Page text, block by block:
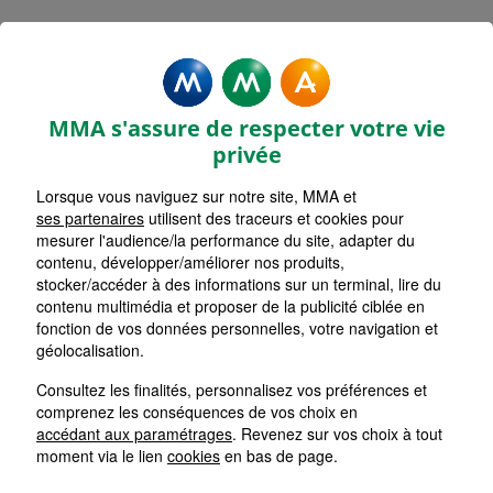
BOTTEREAU
Accueil
Assurance Pays de la Loire
Assurance Loire-Atlantique (44)
MMA s'assure de respecter votre vie
privée
Lorsque vous naviguez sur notre site, MMA et
ses partenaires utilisent des traceurs et cookies pour
mesurer l'audience/la performance du site, adapter du
contenu, développer/améliorer nos produits,
stocker/accéder à des informations sur un terminal, lire du
contenu multimédia et proposer de la publicité ciblée en
fonction de vos données personnelles, votre navigation et
géolocalisation.
Consultez les finalités, personnalisez vos préférences et
comprenez les conséquences de vos choix en
accédant aux paramétrages. Revenez sur vos choix à tout
moment via le lien cookies en bas de page.